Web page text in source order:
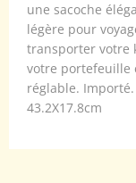
une sacoche
légère pour
transporter votre
votre portefeuille
réglable.
43.2X17.8cm